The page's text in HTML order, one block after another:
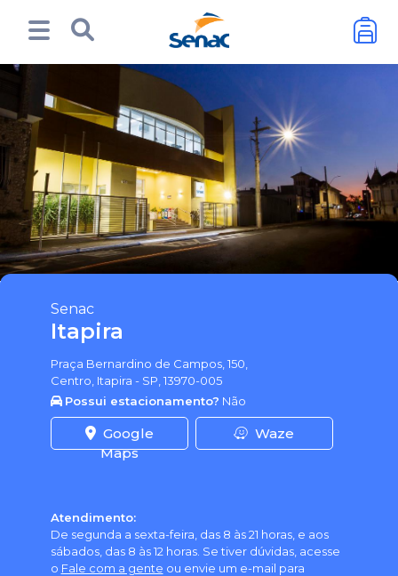
Senac
Itapira
Praça Bernardino de Campos, 150,
Centro, Itapira - SP, 13970-005
Possui estacionamento? Não
Google
Maps
Waze
Atendimento:
De segunda a sexta-feira, das 8 às 21 horas, e aos
sábados, das 8 às 12 horas. Se tiver dúvidas, acesse
o Fale com a gente ou envie um e-mail para